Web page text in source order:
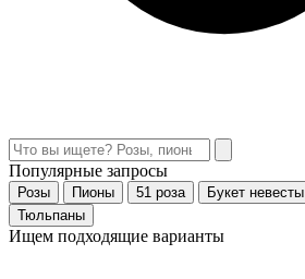
Популярные запросы
Розы Пионы 51 роза Букет невесты
Тюльпаны
Ищем подходящие варианты